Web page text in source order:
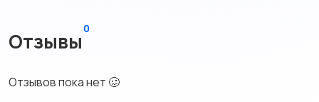
Отзывы
0
Отзывов пока нет 🥴